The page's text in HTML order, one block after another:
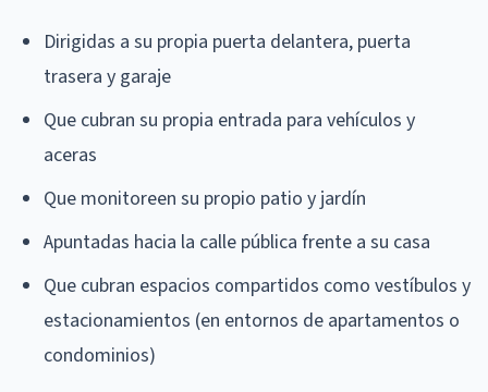
Dirigidas a su propia puerta delantera, puerta
trasera y garaje
Que cubran su propia entrada para vehículos y
aceras
Que monitoreen su propio patio y jardín
Apuntadas hacia la calle pública frente a su casa
Que cubran espacios compartidos como vestíbulos y
estacionamientos (en entornos de apartamentos o
condominios)